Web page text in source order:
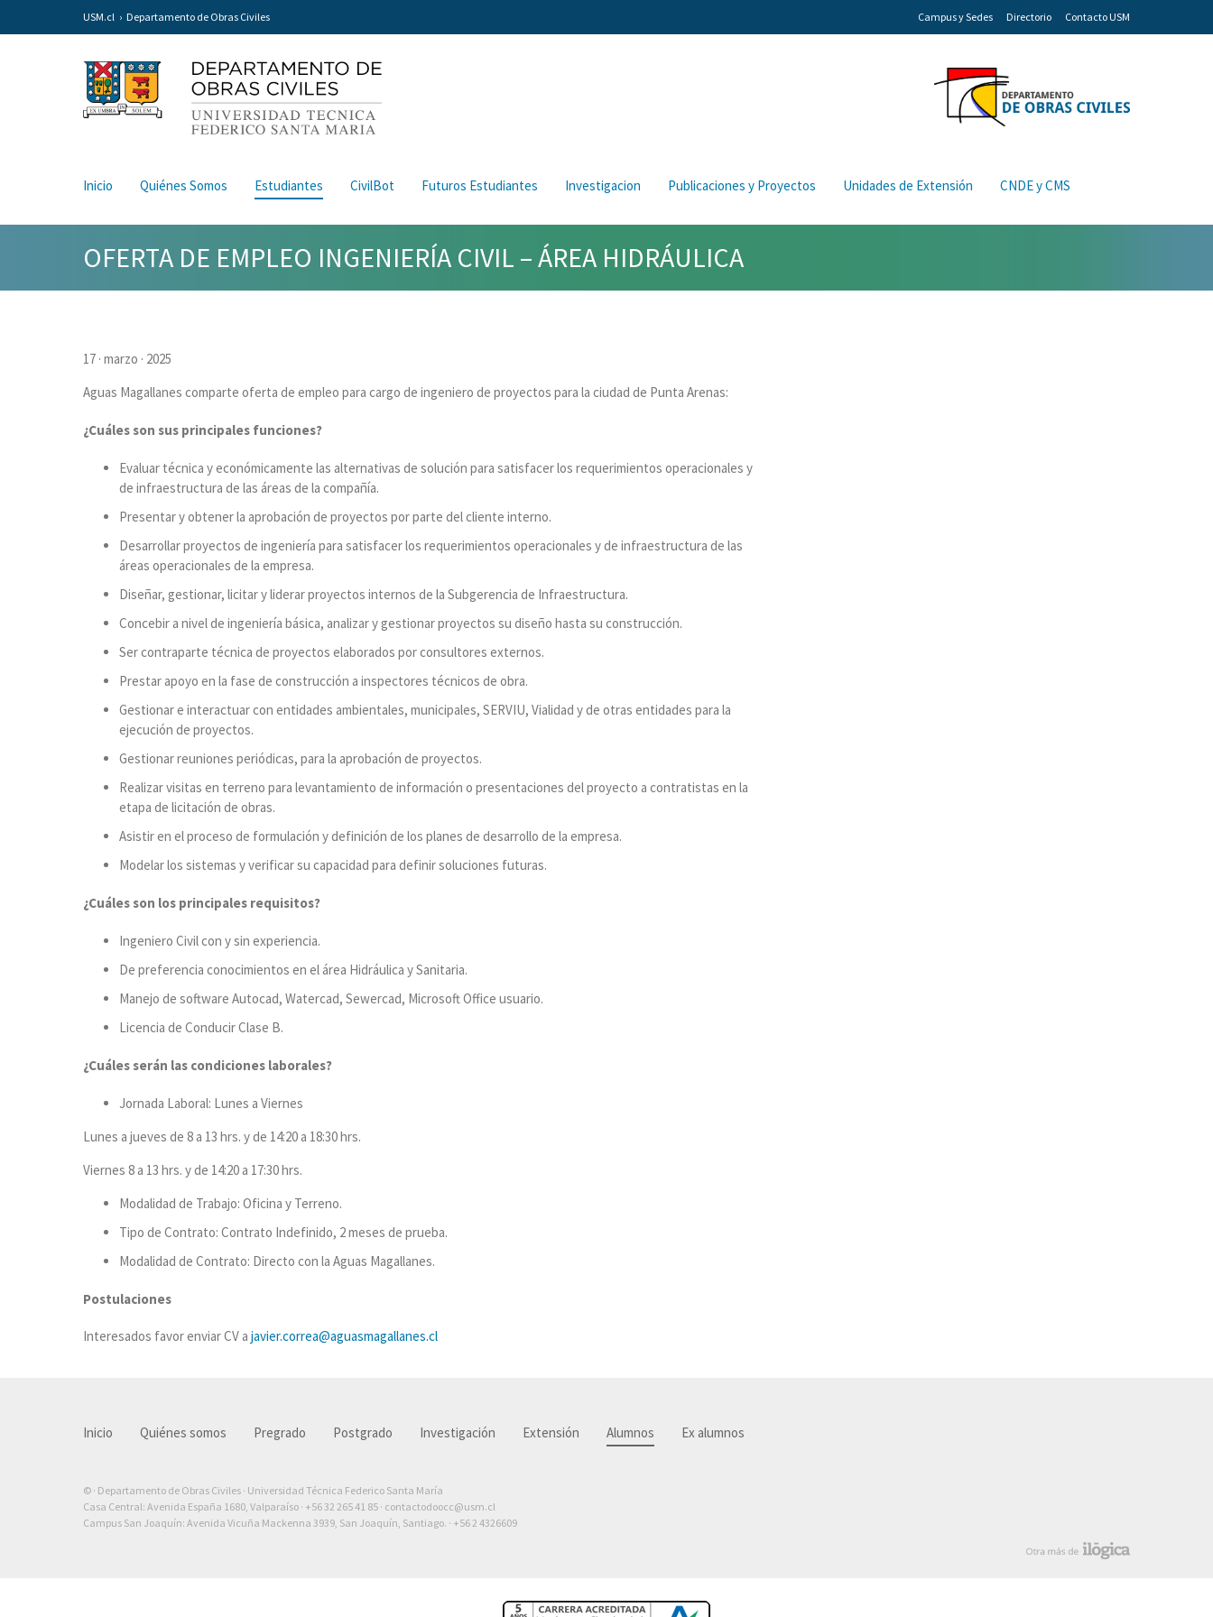
USM.cl Departamento de Obras Civiles Campus y Sedes Directorio Contacto USM
Inicio Quiénes Somos Estudiantes CivilBot Futuros Estudiantes Investigacion Publicaciones y Proyectos Unidades de Extensión CNDE y CMS
OFERTA DE EMPLEO INGENIERÍA CIVIL – ÁREA HIDRÁULICA
17 · marzo · 2025
Aguas Magallanes comparte oferta de empleo para cargo de ingeniero de proyectos para la ciudad de Punta Arenas:
¿Cuáles son sus principales funciones?
Evaluar técnica y económicamente las alternativas de solución para satisfacer los requerimientos operacionales y
de infraestructura de las áreas de la compañía.
Presentar y obtener la aprobación de proyectos por parte del cliente interno.
Desarrollar proyectos de ingeniería para satisfacer los requerimientos operacionales y de infraestructura de las
áreas operacionales de la empresa.
Diseñar, gestionar, licitar y liderar proyectos internos de la Subgerencia de Infraestructura.
Concebir a nivel de ingeniería básica, analizar y gestionar proyectos su diseño hasta su construcción.
Ser contraparte técnica de proyectos elaborados por consultores externos.
Prestar apoyo en la fase de construcción a inspectores técnicos de obra.
Gestionar e interactuar con entidades ambientales, municipales, SERVIU, Vialidad y de otras entidades para la
ejecución de proyectos.
Gestionar reuniones periódicas, para la aprobación de proyectos.
Realizar visitas en terreno para levantamiento de información o presentaciones del proyecto a contratistas en la
etapa de licitación de obras.
Asistir en el proceso de formulación y definición de los planes de desarrollo de la empresa.
Modelar los sistemas y verificar su capacidad para definir soluciones futuras.
¿Cuáles son los principales requisitos?
Ingeniero Civil con y sin experiencia.
De preferencia conocimientos en el área Hidráulica y Sanitaria.
Manejo de software Autocad, Watercad, Sewercad, Microsoft Office usuario.
Licencia de Conducir Clase B.
¿Cuáles serán las condiciones laborales?
Jornada Laboral: Lunes a Viernes
Lunes a jueves de 8 a 13 hrs. y de 14:20 a 18:30 hrs.
Viernes 8 a 13 hrs. y de 14:20 a 17:30 hrs.
Modalidad de Trabajo: Oficina y Terreno.
Tipo de Contrato: Contrato Indefinido, 2 meses de prueba.
Modalidad de Contrato: Directo con la Aguas Magallanes.
Postulaciones
Interesados favor enviar CV a javier.correa@aguasmagallanes.cl
Inicio Quiénes somos Pregrado Postgrado Investigación Extensión Alumnos Ex alumnos
© · Departamento de Obras Civiles · Universidad Técnica Federico Santa María
Casa Central: Avenida España 1680, Valparaíso · +56 32 265 41 85 · contactodoocc@usm.cl
Campus San Joaquín: Avenida Vicuña Mackenna 3939, San Joaquín, Santiago. · +56 2 4326609